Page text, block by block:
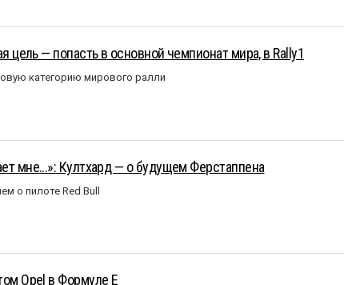
цель — попасть в основной чемпионат мира, в Rally1
категорию мирового ралли
мне...»: Култхард — о будущем Ферстаппена
о пилоте Red Bull
Opel в Формуле Е